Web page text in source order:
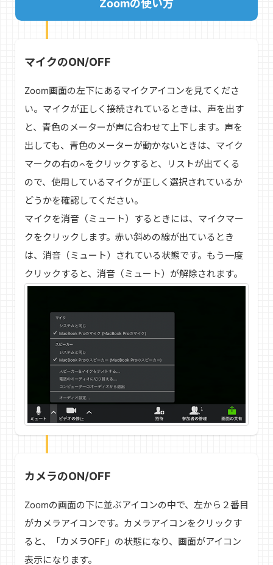
Zoomの使い方
マイクのON/OFF
Zoom画面の左下にあるマイクアイコンを見てくださ
い。マイクが正しく接続されているときは、声を出す
と、青色のメーターが声に合わせて上下します。声を
出しても、青色のメーターが動かないときは、マイク
マークの右の
をクリックすると、リストが出てくる
ので、使用しているマイクが正しく選択されているか
どうかを確認してください。
マイクを消音（ミュート）するときには、マイクマー
クをクリックします。赤い斜めの線が出ているとき
は、消音（ミュート）されている状態です。もう一度
クリックすると、消音（ミュート）が解除されます。
カメラのON/OFF
Zoomの画面の下に並ぶアイコンの中で、左から２番目
がカメラアイコンです。カメラアイコンをクリックす
ると、「カメラOFF」の状態になり、画面がアイコン
表示になります。